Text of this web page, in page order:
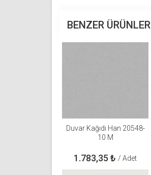
BENZER ÜRÜNLER
Duvar Kağıdı Han 20548-
10 M
1.783,35 ₺ / Adet